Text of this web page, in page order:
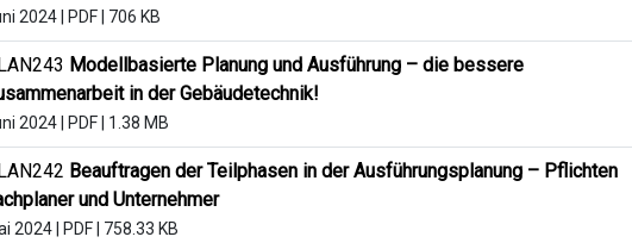
2024 PDF 706 KB
Modellbasierte Planung und Ausführung – die bessere
in der Gebäudetechnik!
2024 PDF 1.38 MB
Beauftragen der Teilphasen in der Ausführungsplanung – Pflichten
und Unternehmer
2024 PDF 758.33 KB